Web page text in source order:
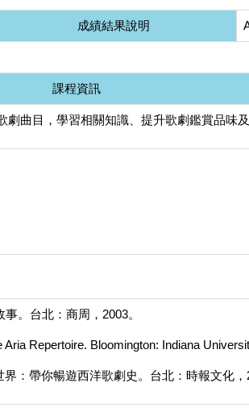
成績結果說明
課程資訊
曲目，學習相關知識、提升歌劇鑑賞品味
。台北：商周，2003。
Repertoire. Bloomington: Indiana
：帶你暢遊西洋歌劇史。台北：時報文化，